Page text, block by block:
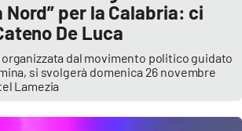
Nord” per la Calabria: ci
De Luca
dal movimento politico guidato
si svolgerà domenica 26 novembre
Lamezia